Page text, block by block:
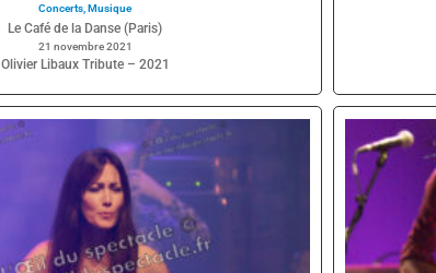
Concerts, Musique
Le Café de la Danse (Paris)
21 novembre 2021
Olivier Libaux Tribute – 2021